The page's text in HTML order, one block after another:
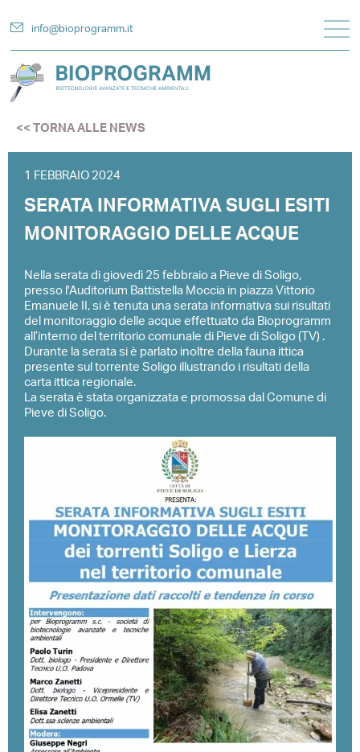
info@bioprogramm.it
<< TORNA ALLE NEWS
1 FEBBRAIO 2024
SERATA INFORMATIVA SUGLI ESITI
MONITORAGGIO DELLE ACQUE
Nella serata di giovedì 25 febbraio a Pieve di Soligo,
presso l'Auditorium Battistella Moccia in piazza Vittorio
Emanuele II, si è tenuta una serata informativa sui risultati
del monitoraggio delle acque effettuato da Bioprogramm
all’interno del territorio comunale di Pieve di Soligo (TV) .
Durante la serata si è parlato inoltre della fauna ittica
presente sul torrente Soligo illustrando i risultati della
carta ittica regionale.
La serata è stata organizzata e promossa dal Comune di
Pieve di Soligo.